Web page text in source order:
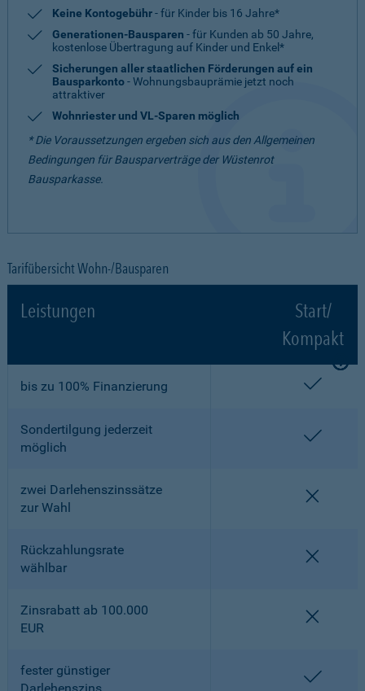
Keine Kontogebühr- für Kinder bis 16 Jahre*
Generationen-Bausparen - für Kunden ab 50 Jahre,
kostenlose Übertragung auf Kinder und Enkel*
Sicherungen aller staatlichen Förderungen auf ein
Bausparkonto- Wohnungsbauprämie jetzt noch
attraktiver
Wohnriester und VL-Sparen möglich
* Die Voraussetzungen ergeben sich aus den Allgemeinen
Bedingungen für Bausparverträge der Wüstenrot
Bausparkasse.
Tarifübersicht Wohn-/Bausparen
Leistungen
Start/
Kompakt
bis zu 100% Finanzierung
Sondertilgung jederzeit
möglich
zwei Darlehenszinssätze
zur Wahl
Rückzahlungsrate
wählbar
Zinsrabatt ab 100.000
EUR
fester günstiger